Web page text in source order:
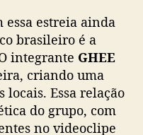
essa estreia ainda
brasileiro é a
integrante GHEE
criando uma
locais. Essa relação
do grupo, com
no videoclipe